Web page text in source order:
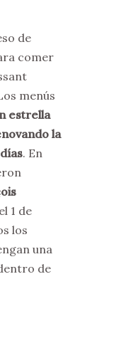
de
comer
menús
estrella
la
. En
1 de
los
una
de